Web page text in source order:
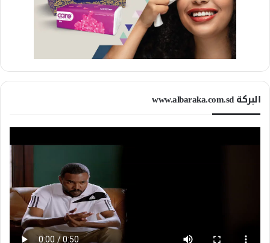
البركة www.albaraka.com.sd